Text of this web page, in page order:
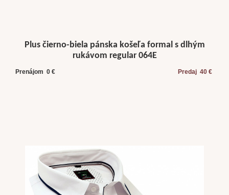
Plus čierno-biela pánska košeľa formal s dlhým
rukávom regular 064E
Prenájom 0 € Predaj 40 €